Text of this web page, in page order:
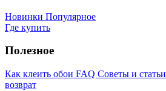
Новинки Популярное
Где купить
Полезное
Как клеить обои FAQ Советы и статьи
возврат